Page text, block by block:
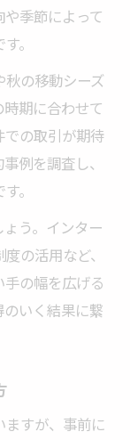
季節によって
。
の移動シーズ
期に合わせて
の取引が期待
例を調査し、
。
う。インター
の活用など、
の幅を広げる
いく結果に繋
すが、事前に